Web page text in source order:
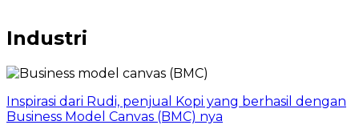
Industri
Inspirasi dari Rudi, penjual Kopi yang berhasil dengan
Business Model Canvas (BMC) nya